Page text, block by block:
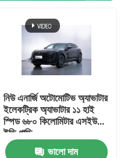
নিউ এনার্জি অটোমোটিভ অ্যাভাটার
ইলেকট্রিক অ্যাভাটার ১১ হাই
স্পিড ৬৮০ কিলোমিটার এসইউভি
ইভি গাড়ি
ভালো দাম